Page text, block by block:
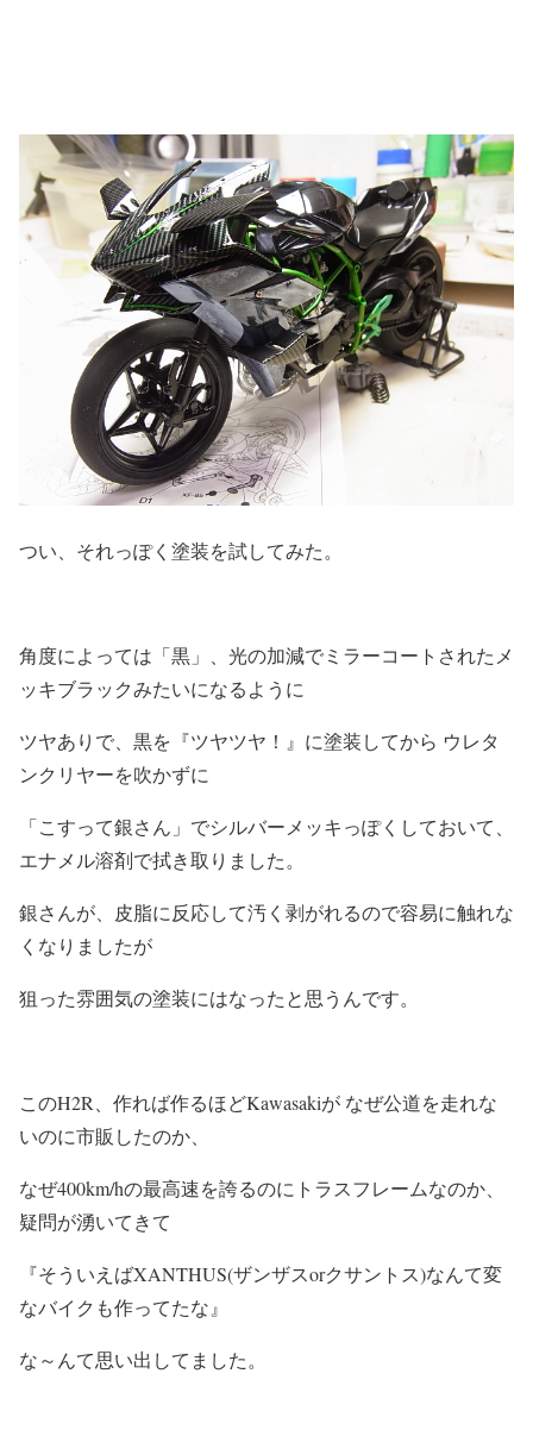
つい、それっぽく塗装を試してみた。
角度によっては「黒」、光の加減でミラーコートされたメ
ッキブラックみたいになるように
ツヤありで、黒を『ツヤツヤ！』に塗装してから ウレタ
ンクリヤーを吹かずに
「こすって銀さん」でシルバーメッキっぽくしておいて、
エナメル溶剤で拭き取りました。
銀さんが、皮脂に反応して汚く剥がれるので容易に触れな
くなりましたが
狙った雰囲気の塗装にはなったと思うんです。
このH2R、作れば作るほどKawasakiが なぜ公道を走れな
いのに市販したのか、
なぜ400km/hの最高速を誇るのにトラスフレームなのか、
疑問が湧いてきて
『そういえばXANTHUS(ザンザスorクサントス)なんて変
なバイクも作ってたな』
な～んて思い出してました。